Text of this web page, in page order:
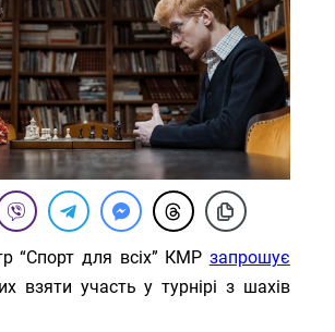
“Спорт для всіх” КМР запрошує
взяти участь у турнірі з шахів